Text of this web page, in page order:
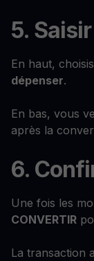
5.
En haut,
dépenser.
En bas, vous
après la
6.
Une fois les
CONVERTIR
La transaction